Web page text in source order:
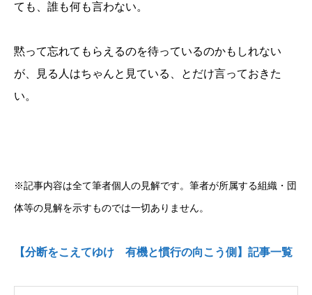
ても、誰も何も言わない。
黙って忘れてもらえるのを待っているのかもしれない
が、見る人はちゃんと見ている、とだけ言っておきた
い。
※記事内容は全て筆者個人の見解です。筆者が所属する組織・団
体等の見解を示すものでは一切ありません。
【分断をこえてゆけ 有機と慣行の向こう側】記事一覧